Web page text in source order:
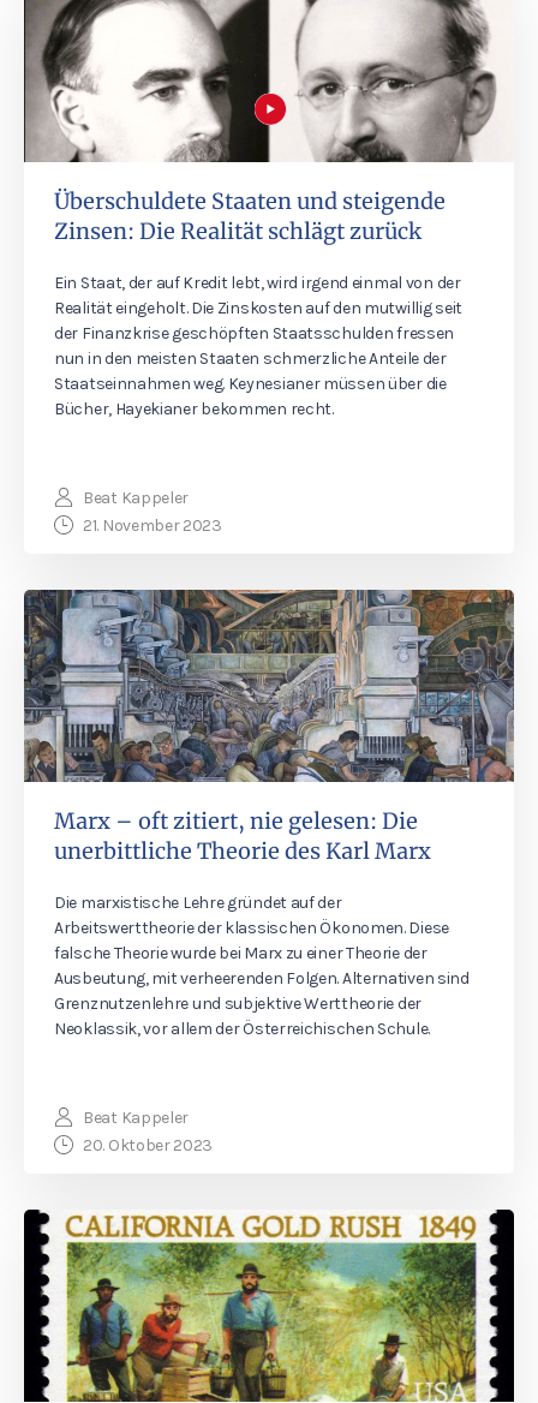
Überschuldete Staaten und steigende
Zinsen: Die Realität schlägt zurück
Ein Staat, der auf Kredit lebt, wird irgend einmal von der
Realität eingeholt. Die Zinskosten auf den mutwillig seit
der Finanzkrise geschöpften Staatsschulden fressen
nun in den meisten Staaten schmerzliche Anteile der
Staatseinnahmen weg. Keynesianer müssen über die
Bücher, Hayekianer bekommen recht.
Beat Kappeler
21. November 2023
Marx – oft zitiert, nie gelesen: Die
unerbittliche Theorie des Karl Marx
Die marxistische Lehre gründet auf der
Arbeitswerttheorie der klassischen Ökonomen. Diese
falsche Theorie wurde bei Marx zu einer Theorie der
Ausbeutung, mit verheerenden Folgen. Alternativen sind
Grenznutzenlehre und subjektive Werttheorie der
Neoklassik, vor allem der Österreichischen Schule.
Beat Kappeler
20. Oktober 2023